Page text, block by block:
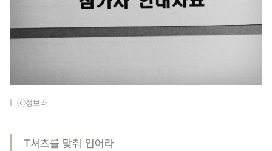
ⓒ정보라
T셔츠를 맞춰 입어라